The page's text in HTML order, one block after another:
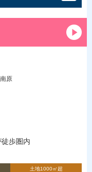
原
歩圏内
土地1000㎡超